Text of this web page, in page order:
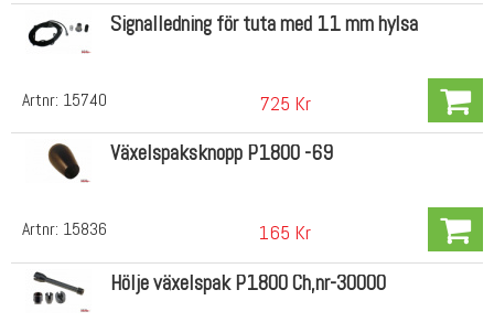
Artnr: 15740
Signalledning för tuta med 11 mm hylsa
725 Kr
Artnr: 15836
Växelspaksknopp P1800 -69
165 Kr
Hölje växelspak P1800 Ch,nr-30000